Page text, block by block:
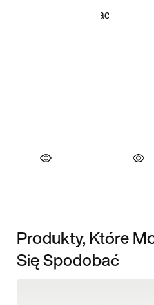
Produkty, Które
Się Spodobać